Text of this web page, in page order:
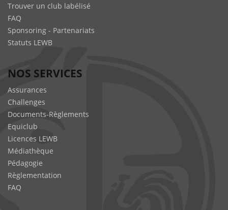
Trouver un club labélisé
FAQ
Sponsoring - Partenariats
Statuts LEWB
NOS SERVICES
Assurances
Challenges
Documents-Règlements
Equiclub
Licences LEWB
Médiathèque
Pédagogie
Règlementation
FAQ